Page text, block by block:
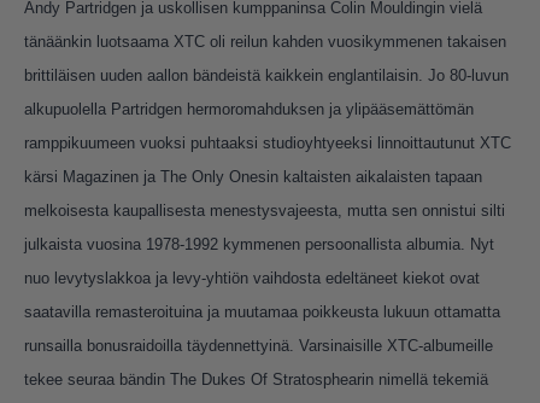
Andy Partridgen ja uskollisen kumppaninsa Colin Mouldingin vielä
tänäänkin luotsaama XTC oli reilun kahden vuosikymmenen takaisen
brittiläisen uuden aallon bändeistä kaikkein englantilaisin. Jo 80-luvun
alkupuolella Partridgen hermoromahduksen ja ylipääsemättömän
ramppikuumeen vuoksi puhtaaksi studioyhtyeeksi linnoittautunut XTC
kärsi Magazinen ja The Only Onesin kaltaisten aikalaisten tapaan
melkoisesta kaupallisesta menestysvajeesta, mutta sen onnistui silti
julkaista vuosina 1978-1992 kymmenen persoonallista albumia. Nyt
nuo levytyslakkoa ja levy-yhtiön vaihdosta edeltäneet kiekot ovat
saatavilla remasteroituina ja muutamaa poikkeusta lukuun ottamatta
runsailla bonusraidoilla täydennettyinä. Varsinaisille XTC-albumeille
tekee seuraa bändin The Dukes Of Stratosphearin nimellä tekemiä